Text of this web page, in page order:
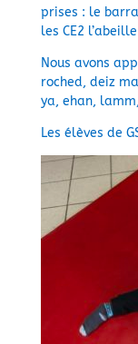
prises : le
les CE2
Nous avons
roched, deiz
ya, ehan,
Les élèves de